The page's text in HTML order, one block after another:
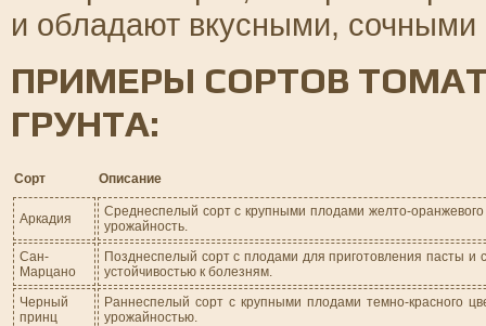
и обладают вкусными,
ПРИМЕРЫ СОРТОВ
ГРУНТА:
Сорт Описание
Аркадия
Среднеспелый сорт с крупными плодами желто-
урожайность.
Сан-
Марцано
Позднеспелый сорт с плодами для приготовления пасты и
устойчивостью к болезням.
Черный
принц
Раннеспелый сорт с крупными плодами темно-красного
урожайностью.